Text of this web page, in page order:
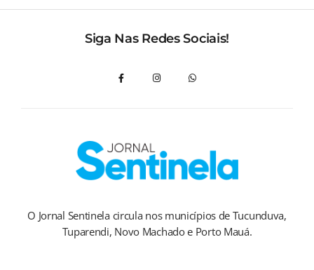
Siga Nas Redes Sociais!
O Jornal Sentinela circula nos municípios de Tucunduva,
Tuparendi, Novo Machado e Porto Mauá.